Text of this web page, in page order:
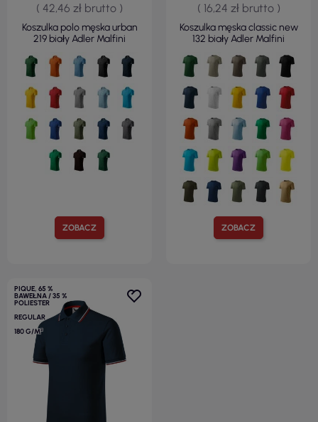
ZOBACZ
( 42,46 zł brutto )
Koszulka polo męska urban
219 biały Adler Malfini
ZOBACZ
( 16,24 zł brutto )
Koszulka męska classic new
132 biały Adler Malfini
PIQUE, 65 %
BAWEŁNA / 35 %
POLIESTER
REGULAR
180 G/M²